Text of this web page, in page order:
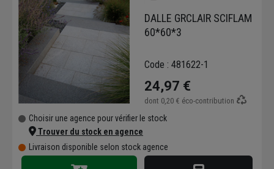
DALLE GRCLAIR SCIFLAM
60*60*3
Code : 481622-1
24,97 €
dont 0,20 € éco-contribution
Choisir une agence pour vérifier le stock
Trouver du stock en agence
Livraison disponible selon stock agence